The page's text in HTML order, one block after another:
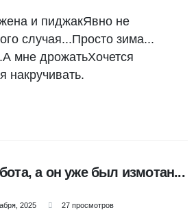
и пиджакЯвно не
случая...Просто зима...
мне дрожатьХочется
накручивать.
а он уже был измотан...
2025 27 просмотров